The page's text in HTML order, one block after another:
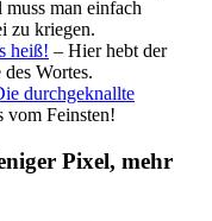
man einfach
zu kriegen.
heiß! – Hier hebt der
Wortes.
durchgeknallte
vom Feinsten!
Pixel, mehr